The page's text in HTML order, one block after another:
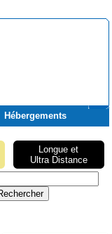
Hébergements
Longue et
Ultra Distance